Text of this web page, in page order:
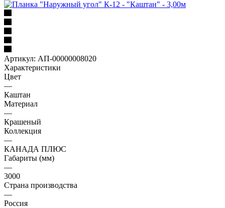
Артикул: АП-00000008020
Характеристики
Цвет
—
Каштан
Материал
—
Крашеный
Коллекция
—
КАНАДА ПЛЮС
Габариты (мм)
—
3000
Страна производства
—
Россия